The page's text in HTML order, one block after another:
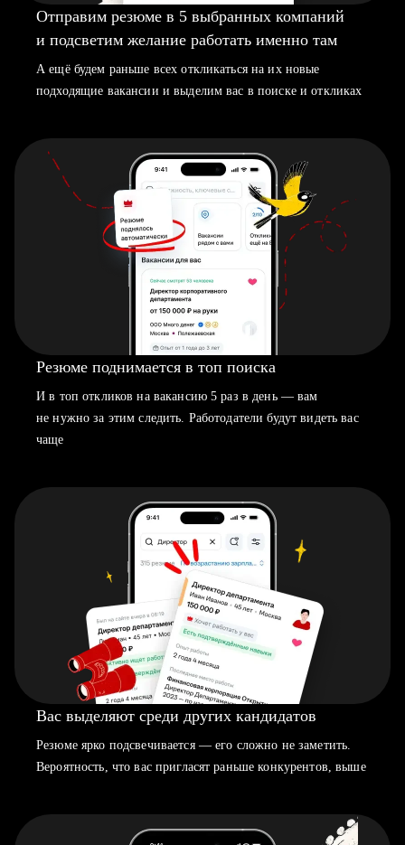
Отправим резюме в 5 выбранных компаний
и подсветим желание работать именно там
А ещё будем раньше всех откликаться на их новые
подходящие вакансии и выделим вас в поиске и откликах
Резюме поднимается в топ поиска
И в топ откликов на вакансию 5 раз в день — вам
не нужно за этим следить. Работодатели будут видеть вас
чаще
Вас выделяют среди других кандидатов
Резюме ярко подсвечивается — его сложно не заметить.
Вероятность, что вас пригласят раньше конкурентов, выше